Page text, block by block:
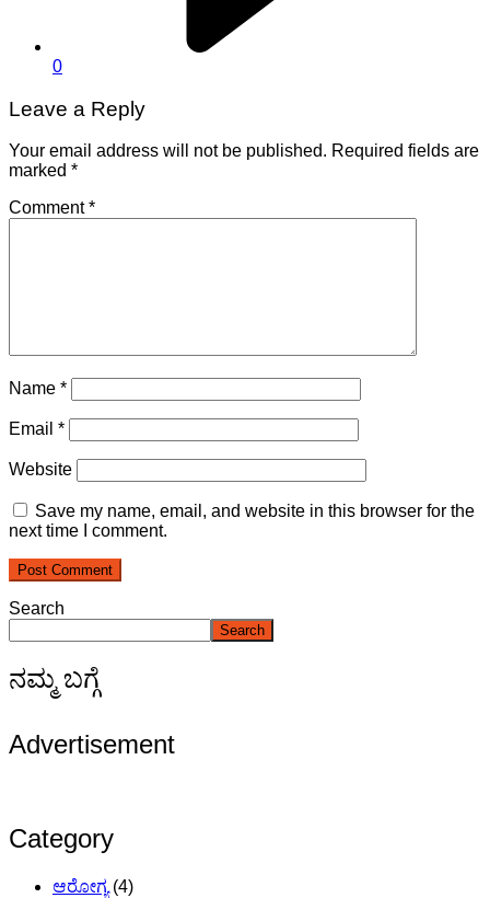
0
Leave a Reply
Your email address will not be published. Required fields are
marked *
Comment*
Name *
Email *
Website
Save my name, email, and website in this browser for the
next time I comment.
Search
Search
ನಮ್ಮ ಬಗ್ಗೆ
Advertisement
Category
ಆರೋಗ್ಯ(4)